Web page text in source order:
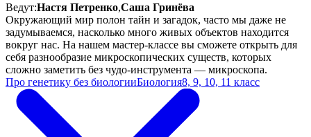
Ведут:Настя Петренко,Саша Гринёва
Окружающий мир полон тайн и загадок, часто мы даже не
задумываемся, насколько много живых объектов находится
вокруг нас. На нашем мастер-классе вы сможете открыть для
себя разнообразие микроскопических существ, которых
сложно заметить без чудо-инструмента — микроскопа.
Про генетику без биологииБиология8, 9, 10, 11 класс